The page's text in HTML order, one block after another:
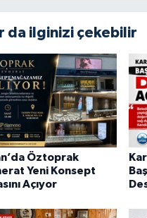
da ilginizi çekebilir
Öztoprak
Yeni Konsept
Açıyor